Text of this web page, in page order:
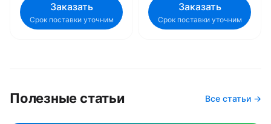
Заказать
Срок поставки уточним
Заказать
Срок поставки уточним
Полезные статьи Все статьи →